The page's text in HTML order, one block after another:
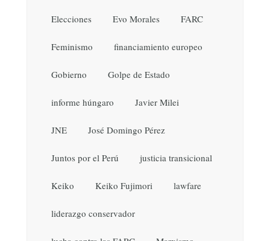
Elecciones Evo Morales FARC
Feminismo financiamiento europeo
Gobierno Golpe de Estado
informe húngaro Javier Milei
JNE José Domingo Pérez
Juntos por el Perú justicia transicional
Keiko Keiko Fujimori lawfare
liderazgo conservador